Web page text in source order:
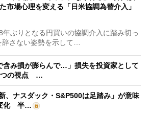
市場心理を変える「日米協調為替介入」
ぶりとなる円買いの協調介入に踏み切っ
さない姿勢を示して…
含み損が膨らんで…」損失を投資家として
つの視点 …
、ナスダック・S&P500は足踏み」が意味
化 半…